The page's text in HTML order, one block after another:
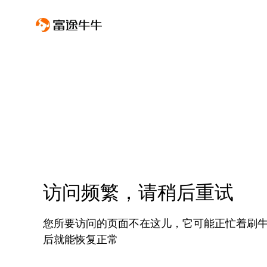
访问频繁，请稍后重试
您所要访问的页面不在这儿，它可能正忙着刷
后就能恢复正常